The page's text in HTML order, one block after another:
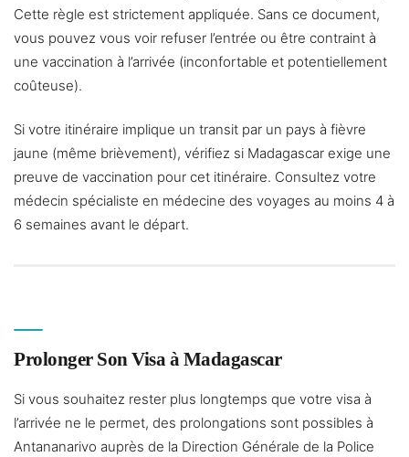
Cette règle est strictement appliquée. Sans ce document,
vous pouvez vous voir refuser l’entrée ou être contraint à
une vaccination à l’arrivée (inconfortable et potentiellement
coûteuse).
Si votre itinéraire implique un transit par un pays à fièvre
jaune (même brièvement), vérifiez si Madagascar exige une
preuve de vaccination pour cet itinéraire. Consultez votre
médecin spécialiste en médecine des voyages au moins 4 à
6 semaines avant le départ.
Prolonger Son Visa à Madagascar
Si vous souhaitez rester plus longtemps que votre visa à
l’arrivée ne le permet, des prolongations sont possibles à
Antananarivo auprès de la Direction Générale de la Police